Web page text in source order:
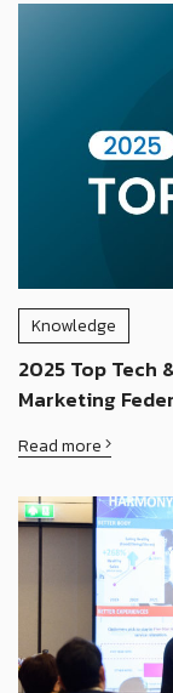
Knowledge
2025 Top Tech
Marketing
Read more